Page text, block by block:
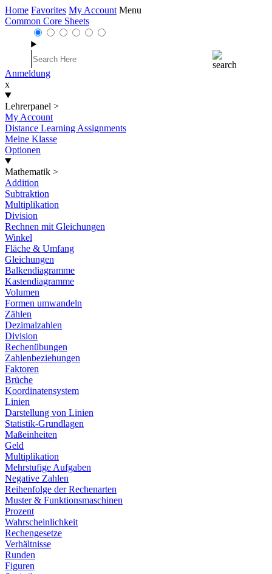
Home Favorites My Account Menu
Common Core Sheets
Anmeldung
x
Lehrerpanel >
My Account
Distance Learning Assignments
Meine Klasse
Optionen
Mathematik >
Addition
Subtraktion
Multiplikation
Division
Rechnen mit Gleichungen
Winkel
Fläche & Umfang
Gleichungen
Balkendiagramme
Kastendiagramme
Volumen
Formen umwandeln
Zählen
Dezimalzahlen
Division
Rechenübungen
Zahlenbeziehungen
Faktoren
Brüche
Koordinatensystem
Linien
Darstellung von Linien
Statistik-Grundlagen
Maßeinheiten
Geld
Multiplikation
Mehrstufige Aufgaben
Negative Zahlen
Reihenfolge der Rechenarten
Muster & Funktionsmaschinen
Prozent
Wahrscheinlichkeit
Rechengesetze
Verhältnisse
Runden
Figuren